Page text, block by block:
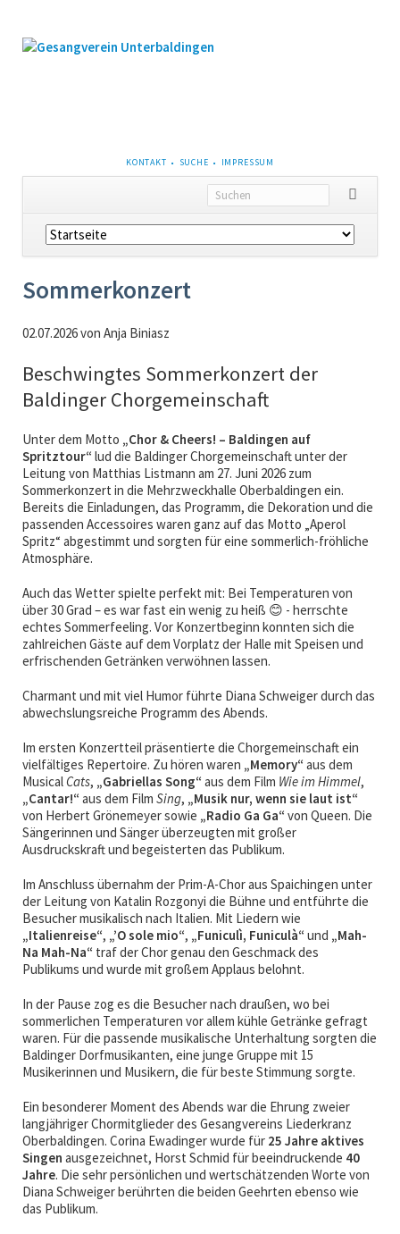
NAVIGATION
ÜBERSPRINGEN
KONTAKT SUCHE IMPRESSUM
Navigation
überspringen
Sommerkonzert
02.07.2026von Anja Biniasz
Beschwingtes Sommerkonzert der
Baldinger Chorgemeinschaft
Unter dem Motto „Chor & Cheers! – Baldingen auf
Spritztour“ lud die Baldinger Chorgemeinschaft unter der
Leitung von Matthias Listmann am 27. Juni 2026zum
Sommerkonzert in die Mehrzweckhalle Oberbaldingen ein.
Bereits die Einladungen, das Programm, die Dekoration und die
passenden Accessoires waren ganz auf das Motto „Aperol
Spritz“ abgestimmt und sorgten für eine sommerlich-fröhliche
Atmosphäre.
Auch das Wetter spielte perfekt mit: Bei Temperaturen von
über 30 Grad – es war fast ein wenig zu heiß 😊 - herrschte
echtes Sommerfeeling. Vor Konzertbeginn konnten sich die
zahlreichen Gäste auf dem Vorplatz der Halle mit Speisen und
erfrischenden Getränken verwöhnen lassen.
Charmant und mit viel Humor führte Diana Schweiger durch das
abwechslungsreiche Programm des Abends.
Im ersten Konzertteil präsentierte die Chorgemeinschaft ein
vielfältiges Repertoire. Zu hören waren „Memory“ aus dem
MusicalCats, „Gabriellas Song“ aus dem Film Wie im Himmel,
„Cantar!“ aus dem Film Sing, „Musik nur, wenn sie laut ist“
von Herbert Grönemeyer sowie „Radio Ga Ga“ von Queen. Die
Sängerinnen und Sänger überzeugten mit großer
Ausdruckskraft und begeisterten das Publikum.
Im Anschluss übernahm der Prim-A-Chor aus Spaichingen unter
der Leitung von Katalin Rozgonyi die Bühne und entführte die
Besucher musikalisch nach Italien. Mit Liedern wie
„Italienreise“, „’O sole mio“, „Funiculì, Funiculà“ und „Mah-
Na Mah-Na“ traf der Chor genau den Geschmack des
Publikums und wurde mit großem Applaus belohnt.
In der Pause zog es die Besucher nach draußen, wo bei
sommerlichen Temperaturen vor allem kühle Getränke gefragt
waren. Für die passende musikalische Unterhaltung sorgten die
Baldinger Dorfmusikanten, eine junge Gruppe mit 15
Musikerinnen und Musikern, die für beste Stimmung sorgte.
Ein besonderer Moment des Abends war die Ehrung zweier
langjähriger Chormitglieder des Gesangvereins Liederkranz
Oberbaldingen. Corina Ewadinger wurde für 25 Jahre aktives
Singen ausgezeichnet, Horst Schmid für beeindruckende 40
Jahre. Die sehr persönlichen und wertschätzenden Worte von
Diana Schweiger berührten die beiden Geehrten ebenso wie
das Publikum.